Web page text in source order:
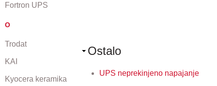
Ostalo
UPS neprekinjeno napajanje
Fortron UPS
O
Trodat
KAI
Kyocera keramika